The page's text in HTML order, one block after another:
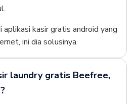
aplikasi kasir gratis android yang
ini dia solusinya.
laundry gratis Beefree,